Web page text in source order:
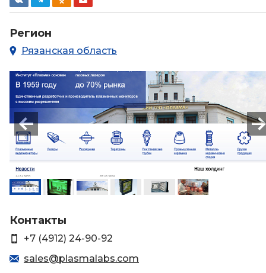
Регион
Рязанская область
Контакты
+7 (4912) 24-90-92
sales@plasmalabs.com